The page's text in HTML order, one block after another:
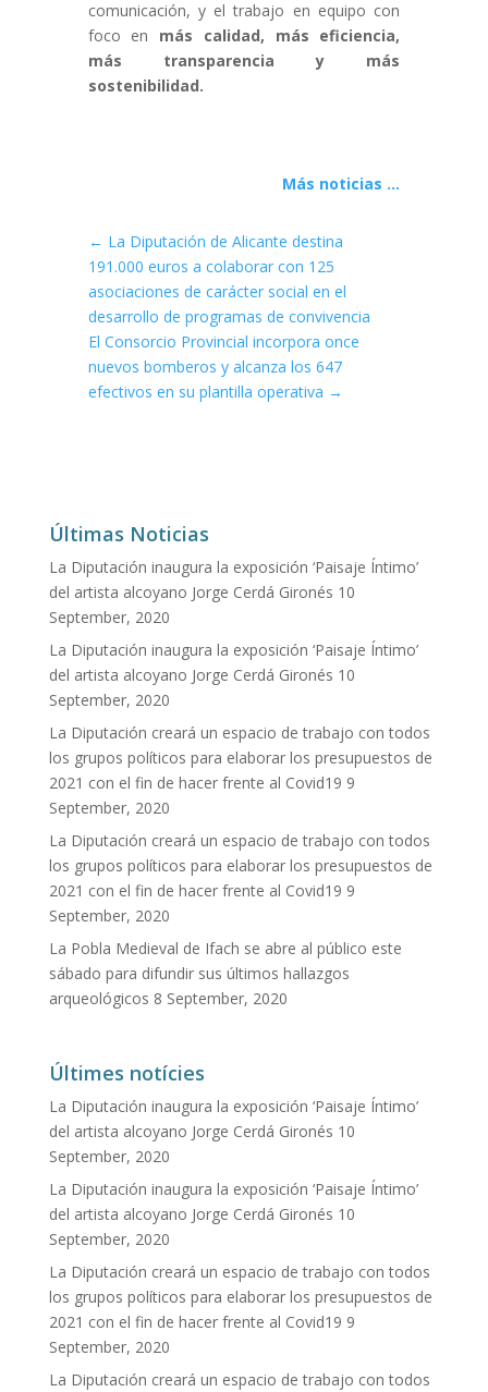
comunicación, y el trabajo en equipo con
foco en más calidad, más eficiencia,
más transparencia y más
sostenibilidad.
Más noticias ...
← La Diputación de Alicante destina
191.000 euros a colaborar con 125
asociaciones de carácter social en el
desarrollo de programas de convivencia
El Consorcio Provincial incorpora once
nuevos bomberos y alcanza los 647
efectivos en su plantilla operativa →
Últimas Noticias
La Diputación inaugura la exposición ‘Paisaje Íntimo’
del artista alcoyano Jorge Cerdá Gironés 10
September, 2020
La Diputación inaugura la exposición ‘Paisaje Íntimo’
del artista alcoyano Jorge Cerdá Gironés 10
September, 2020
La Diputación creará un espacio de trabajo con todos
los grupos políticos para elaborar los presupuestos de
2021 con el fin de hacer frente al Covid19 9
September, 2020
La Diputación creará un espacio de trabajo con todos
los grupos políticos para elaborar los presupuestos de
2021 con el fin de hacer frente al Covid19 9
September, 2020
La Pobla Medieval de Ifach se abre al público este
sábado para difundir sus últimos hallazgos
arqueológicos 8 September, 2020
Últimes notícies
La Diputación inaugura la exposición ‘Paisaje Íntimo’
del artista alcoyano Jorge Cerdá Gironés 10
September, 2020
La Diputación inaugura la exposición ‘Paisaje Íntimo’
del artista alcoyano Jorge Cerdá Gironés 10
September, 2020
La Diputación creará un espacio de trabajo con todos
los grupos políticos para elaborar los presupuestos de
2021 con el fin de hacer frente al Covid19 9
September, 2020
La Diputación creará un espacio de trabajo con todos